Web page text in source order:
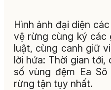
Hình ảnh đại diện
vệ rừng cùng ký các
luật, cùng canh giữ
lời hứa: Thời gian
số vùng đệm Ea
rừng tận tụy nhất.